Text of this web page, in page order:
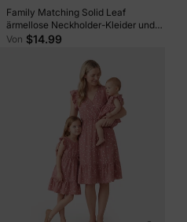
Family Matching Solid Leaf
ärmellose Neckholder-Kleider und
Kurzarm-Tops-Sets schwarz
Von $14.99